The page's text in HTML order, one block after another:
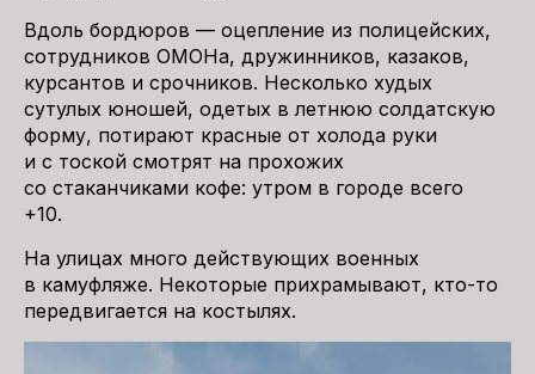
Вдоль бордюров — оцепление из полицейских,
сотрудников ОМОНа, дружинников, казаков,
курсантов и срочников. Несколько худых
сутулых юношей, одетых в летнюю солдатскую
форму, потирают красные от холода руки
и с тоской смотрят на прохожих
со стаканчиками кофе: утром в городе всего
+10.
На улицах много действующих военных
в камуфляже. Некоторые прихрамывают, кто-то
передвигается на костылях.